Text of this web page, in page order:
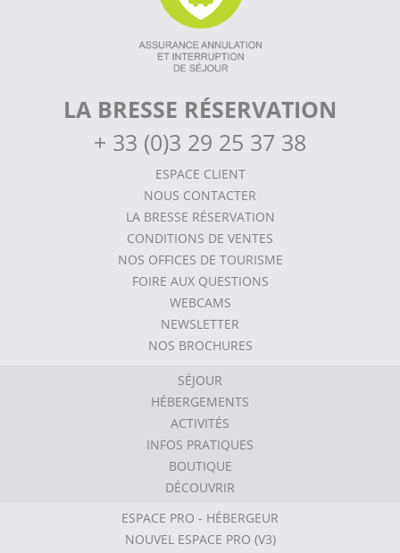
LA BRESSE RÉSERVATION
+ 33 (0)3 29 25 37 38
ESPACE CLIENT
NOUS CONTACTER
LA BRESSE RÉSERVATION
CONDITIONS DE VENTES
NOS OFFICES DE TOURISME
FOIRE AUX QUESTIONS
WEBCAMS
NEWSLETTER
NOS BROCHURES
SÉJOUR
HÉBERGEMENTS
ACTIVITÉS
INFOS PRATIQUES
BOUTIQUE
DÉCOUVRIR
ESPACE PRO - HÉBERGEUR
NOUVEL ESPACE PRO (V3)